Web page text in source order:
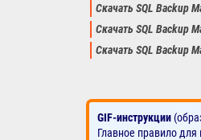
Скачать SQL Backup
Скачать SQL Backup
Скачать SQL Backup
GIF-инструкции
Главное правило для